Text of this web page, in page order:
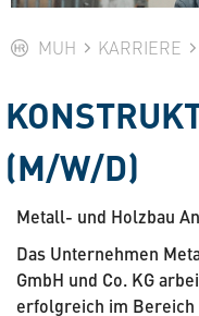
MUH KARRIERE
(M/W/D)
Metall- und Holzbau
Das Unternehmen
GmbH und Co. KG
erfolgreich im